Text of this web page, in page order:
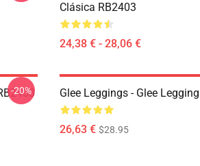
Clásica RB2403
24,38 € - 28,06 €
-20% Glee Leggings - Glee
26,63 € $28.95